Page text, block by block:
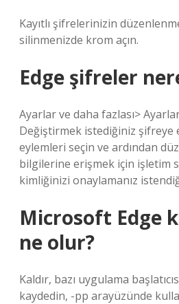
Kayıtlı şifrelerinizin
silinmenizde krom açın.
Edge şifreler
Ayarlar ve daha fazlası>
Değiştirmek istediğiniz şifreye
eylemleri seçin ve ardından
bilgilerine erişmek için işletim
kimliğinizi onaylamanız
Microsoft Edge
ne olur?
Kaldır, bazı uygulama
kaydedin, -pp arayüzünde